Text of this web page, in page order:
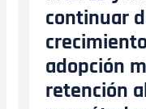
continuar
adopción
retención